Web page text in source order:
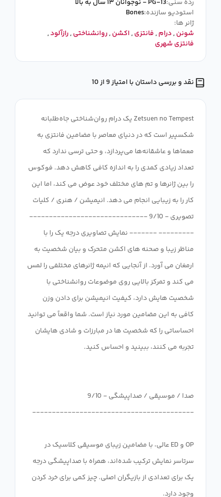
رده سنی:PG-13 - نوجوانان ۱۳ سال به بالا
استودیو سازنده:Bones
ژانر ها:
شونن,درام,فانتزی,اکشن,روانشناختی,رازآلود,
فانتزی شهری
نقد و بررسی داستان با امتیاز 9 از 10
Zetsuen no Tempest یک درام روان‌شناختی جاه‌طلبانه
شکسپیر است که در دنیای معاصر با مضامین فانتزی به
معماها و عاشقانه‌ها می‌پردازد، و حتی ترسی ندارد که
تعداد زیادی کمدی را به اندازه کافی کاهش دهد. فوکوس
را بین ژانرها و تم های مختلف خود عوض می کند، اما این
کار را به زیبایی انجام می دهد. انیمیشن / هنری / کلیات
تصویری - 9/10 ------------------------------
--------- ------- نمایش تصاویری درجه یک را با
مناظر زیبا و صحنه های اکشن متحرک و بیان شخصیت به
ارمغان می آورد. از آنجایی که انیمه ژانرهای مختلفی را لمس
می کند و تمرکز بالایی روی موضوعات روانشناختی با
شخصیت هایش دارد، کیفیت انیمیشن برای دادن وزن
کافی به این مضامین مورد نیاز است. شما واقعاً می توانید
احساساتی را که شخصیت ها در مبارزات و شادی هایشان
OP و ED عالی، با مضامین زیبای موسیقی کلاسیک در
سرتاسر نمایش ترکیب شده‌اند، همراه با صداپیشگی درجه
یک برای تعدادی از بازیگران اصلی. چیز کمی برای خرد کردن